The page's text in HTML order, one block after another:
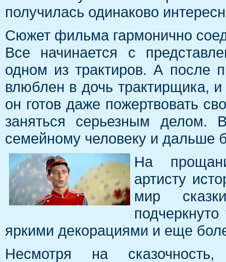
получилась одинаково
Сюжет фильма гармонично
Все начинается с
одном из трактиров. А после
влюблен в дочь трактирщика,
он готов даже пожертвовать
заняться серьезным
семейному человеку и дальше
На
артисту
мир
яркими декорациями и еще
Несмотря на